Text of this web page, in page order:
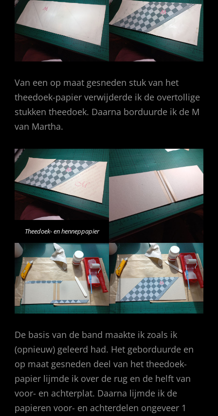
Van een op maat gesneden stuk van het
theedoek-papier verwijderde ik de overtollige
stukken theedoek. Daarna borduurde ik de M
van Martha.
Theedoek- en henneppapier
De basis van de band maakte ik zoals ik
(opnieuw) geleerd had. Het geborduurde en
op maat gesneden deel van het theedoek-
papier lijmde ik over de rug en de helft van
voor- en achterplat. Daarna lijmde ik de
papieren voor- en achterdelen ongeveer 1